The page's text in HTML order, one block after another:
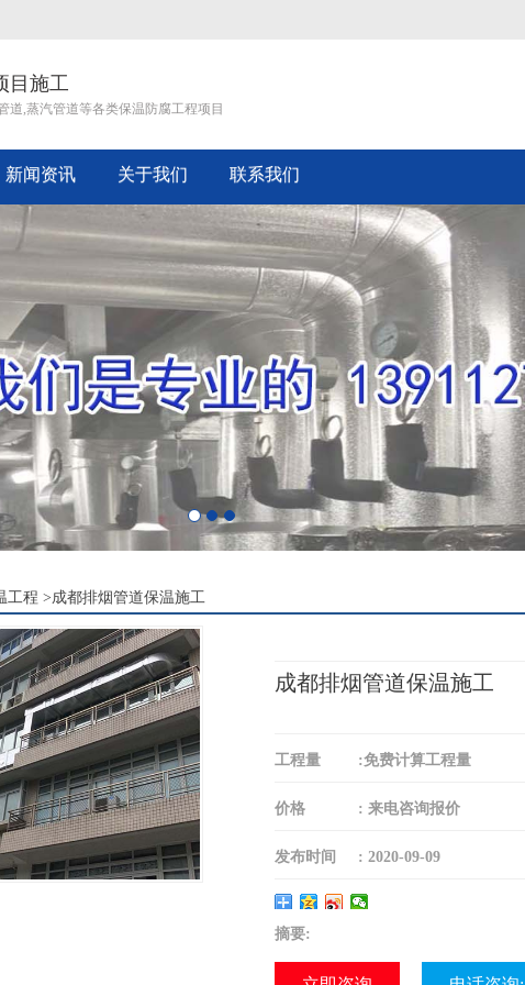
目施工
道,蒸汽管道等各类保温防腐工程项目
新闻资讯 关于我们 联系我们
工程 >成都排烟管道保温施工
成都排烟管道保温施工
工程量 :免费计算工程量
价格 : 来电咨询报价
发布时间 : 2020-09-09
摘要: